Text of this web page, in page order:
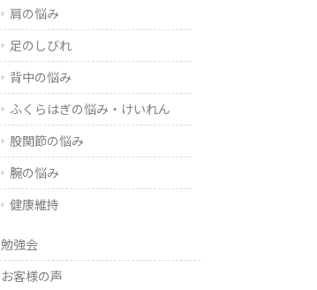
肩の悩み
足のしびれ
背中の悩み
ふくらはぎの悩み・けいれん
股関節の悩み
腕の悩み
健康維持
勉強会
お客様の声